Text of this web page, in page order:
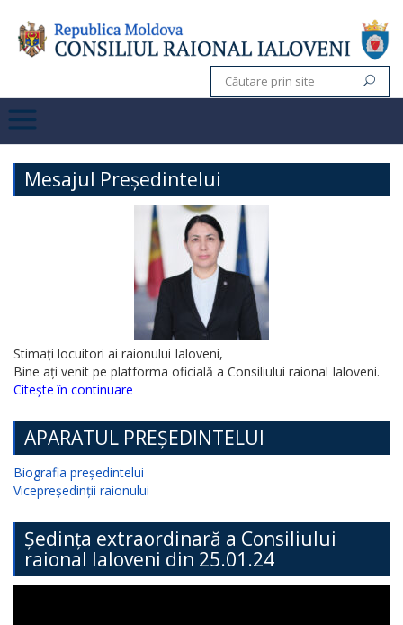
Mesajul Președintelui
Stimați locuitori ai raionului Ialoveni,
Bine ați venit pe platforma oficială a Consiliului raional Ialoveni.
Citește în continuare
APARATUL PREȘEDINTELUI
Biografia președintelui
Vicepreședinții raionului
Ședința extraordinară a Consiliului
raional Ialoveni din 25.01.24